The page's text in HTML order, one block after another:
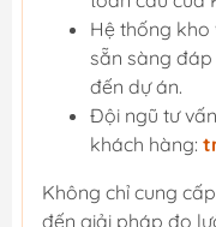
Hệ thống
sẵn sàng
đến dự án.
Đội ngũ tư
khách hàng:
Không chỉ cung
đến giải pháp đo